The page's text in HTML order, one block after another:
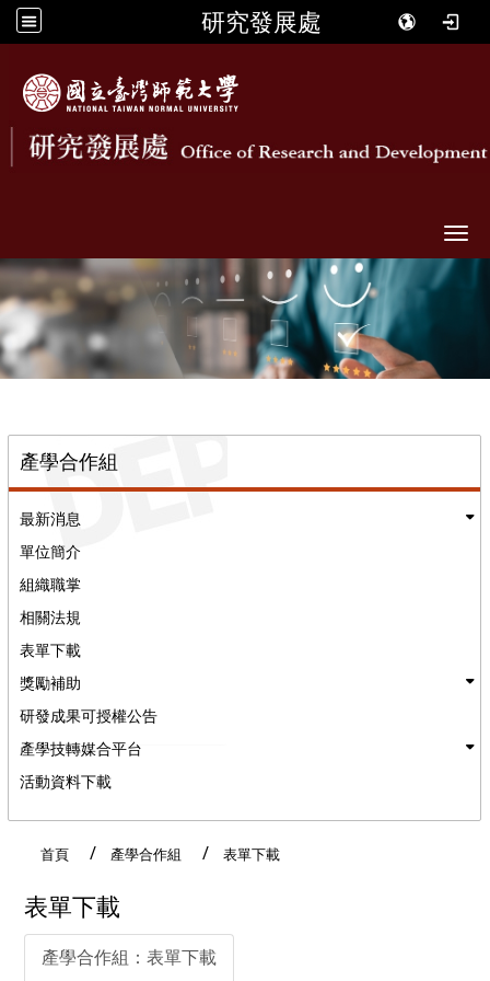
研究發展處
產學合作組
最新消息
單位簡介
組織職掌
相關法規
表單下載
獎勵補助
研發成果可授權公告
產學技轉媒合平台
活動資料下載
首頁 產學合作組 表單下載
表單下載
產學合作組：表單下載